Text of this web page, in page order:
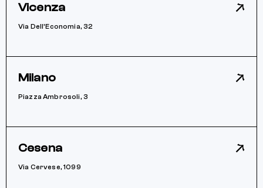
Vicenza
Via Dell’Economia, 32
Milano
Piazza Ambrosoli, 3
Cesena
Via Cervese, 1099